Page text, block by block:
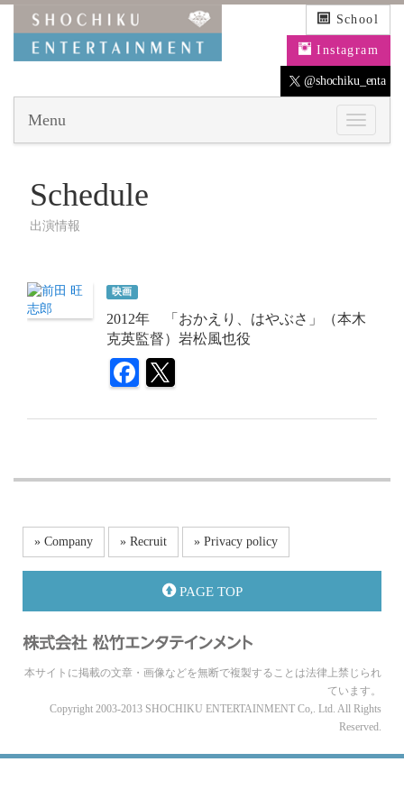
School
Instagram
@shochiku_enta
Menu
Schedule
出演情報
映画
2012年 「おかえり、はやぶさ」（本木
克英監督）岩松風也役
» Company » Recruit » Privacy policy
PAGE TOP
本サイトに掲載の文章・画像などを無断で複製することは法律上禁じられ
ています。
Copyright 2003-2013 SHOCHIKU ENTERTAINMENT Co,. Ltd. All Rights
Reserved.